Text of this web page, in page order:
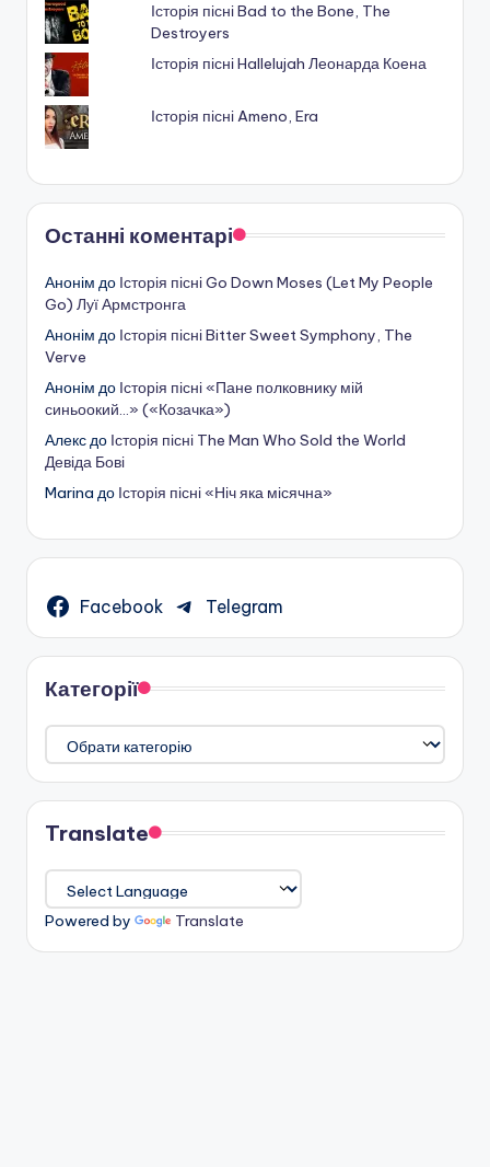
Історія пісні Bad to the Bone, The
Destroyers
Історія пісні Hallelujah Леонарда Коена
Історія пісні Ameno, Era
Останні коментарі
Анонім до Історія пісні Go Down Moses (Let My People
Go) Луї Армстронга
Анонім до Історія пісні Bitter Sweet Symphony, The
Verve
Анонім до Історія пісні «Пане полковнику мій
синьоокий…» («Козачка»)
Алексдо Історія пісні The Man Who Sold the World
Девіда Бові
Marina до Історія пісні «Ніч яка місячна»
Facebook Telegram
Категорії
Категорії
Translate
Powered by Translate